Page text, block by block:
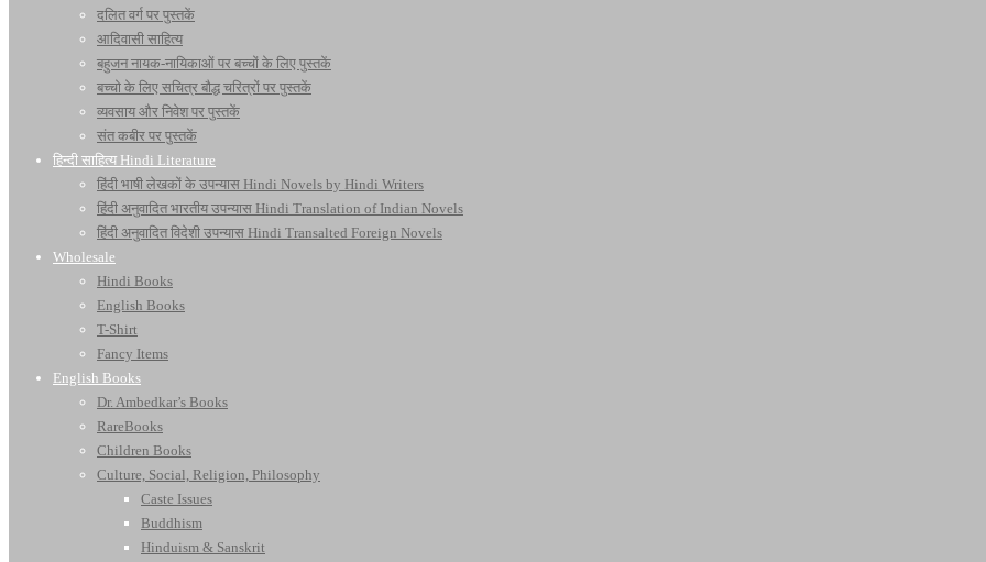
दलित वर्ग पर पुस्तकें
आदिवासी साहित्य
बहुजन नायक-नायिकाओं पर बच्चों के लिए पुस्तकें
बच्चो के लिए सचित्र बौद्ध चरित्रों पर पुस्तकें
व्यवसाय और निवेश पर पुस्तकें
संत कबीर पर पुस्तकें
हिन्दी साहित्य Hindi Literature
हिंदी भाषी लेखकों के उपन्यास Hindi Novels by Hindi Writers
हिंदी अनुवादित भारतीय उपन्यास Hindi Translation of Indian Novels
हिंदी अनुवादित विदेशी उपन्यास Hindi Transalted Foreign Novels
Wholesale
Hindi Books
English Books
T-Shirt
Fancy Items
English Books
Dr. Ambedkar’s Books
RareBooks
Children Books
Culture, Social, Religion, Philosophy
Caste Issues
Buddhism
Hinduism & Sanskrit